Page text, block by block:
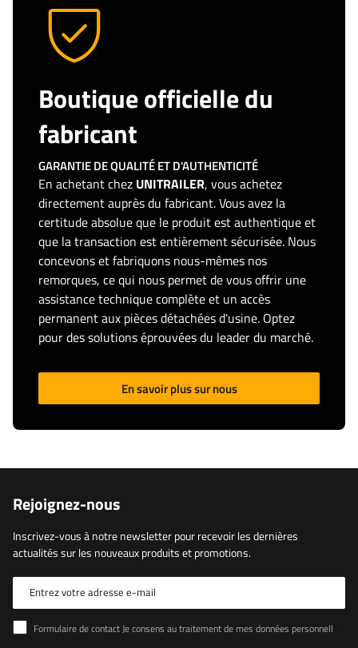
Boutique officielle du
fabricant
GARANTIE DE QUALITÉ ET D'AUTHENTICITÉ
En achetant chez UNITRAILER, vous achetez
directement auprès du fabricant. Vous avez la
certitude absolue que le produit est authentique et
que la transaction est entièrement sécurisée. Nous
concevons et fabriquons nous-mêmes nos
remorques, ce qui nous permet de vous offrir une
assistance technique complète et un accès
permanent aux pièces détachées d'usine. Optez
pour des solutions éprouvées du leader du marché.
En savoir plus sur nous
Rejoignez-nous
Inscrivez-vous à notre newsletter pour recevoir les dernières
actualités sur les nouveaux produits et promotions.
Entrez votre adresse e-mail
Formulaire de contact Je consens au traitement de mes données personnelles contenues dans le formulaire de contact conformément au règlement du Parlement européen et du Conseil (UE)